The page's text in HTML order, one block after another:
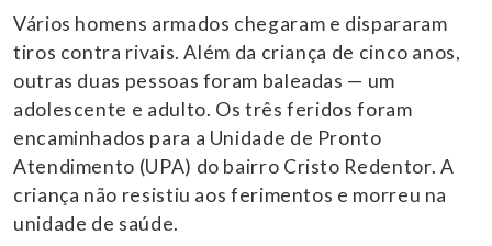
Vários homens armados chegaram e dispararam
tiros contra rivais. Além da criança de cinco anos,
outras duas pessoas foram baleadas — um
adolescente e adulto. Os três feridos foram
encaminhados para a Unidade de Pronto
Atendimento (UPA) do bairro Cristo Redentor. A
criança não resistiu aos ferimentos e morreu na
unidade de saúde.